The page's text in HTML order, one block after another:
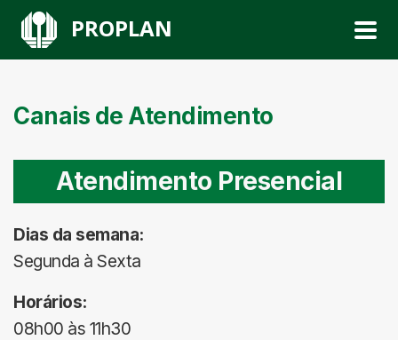
PROPLAN
Canais de Atendimento
Atendimento Presencial
Dias da semana:
Segunda à Sexta
Horários:
08h00 às 11h30